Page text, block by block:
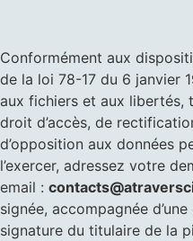
Conformément aux
de la loi 78-17 du 6 janvier
aux fichiers et aux libertés,
droit d’accès, de
d’opposition aux données
l’exercer, adressez votre
email :
signée, accompagnée
signature du titulaire de la